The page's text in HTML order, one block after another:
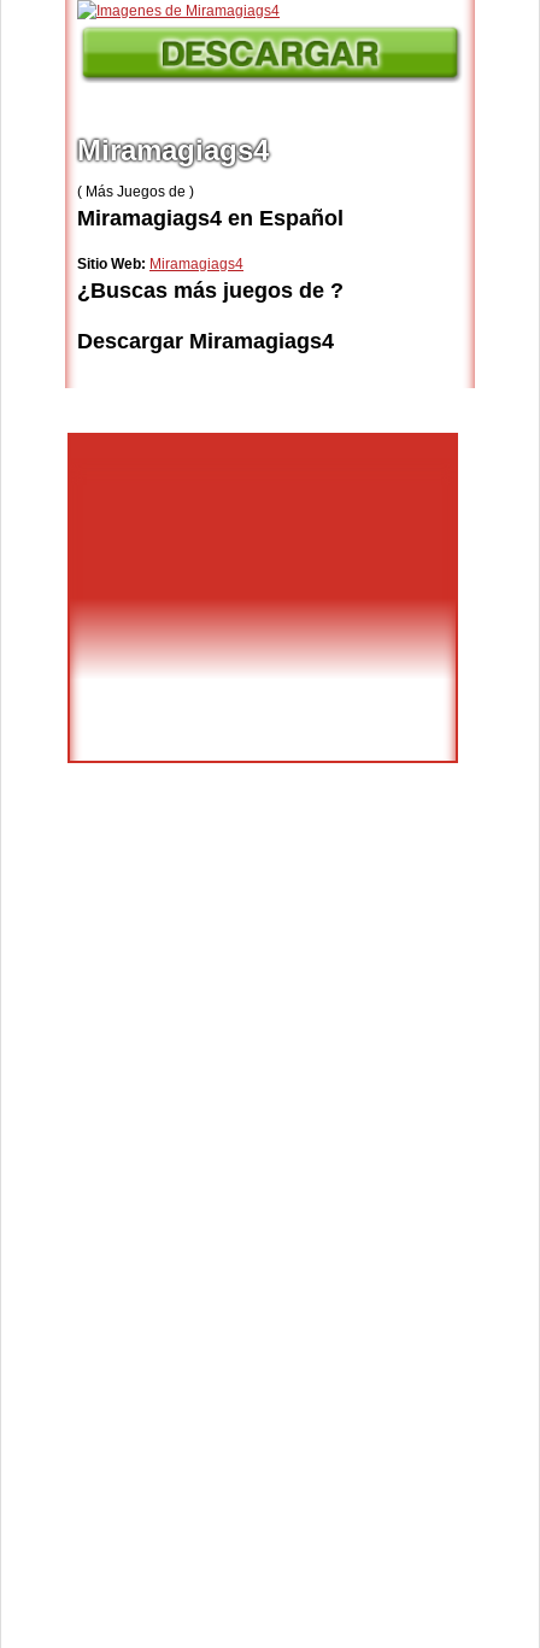
Miramagiags4
( Más Juegos de )
Miramagiags4 en Español
Sitio Web: Miramagiags4
¿Buscas más juegos de ?
Descargar Miramagiags4